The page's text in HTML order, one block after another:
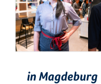
in Magdeburg